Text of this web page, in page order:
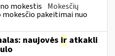
mokestis Mokesčių
mokesčio pakeitimai nuo
naujovės ir atkakli